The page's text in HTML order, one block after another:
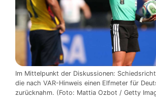
Im Mittelpunkt der Diskussionen:
die nach VAR-Hinweis einen Elfmeter für
zurücknahm. (Foto: Mattia Ozbot / Getty